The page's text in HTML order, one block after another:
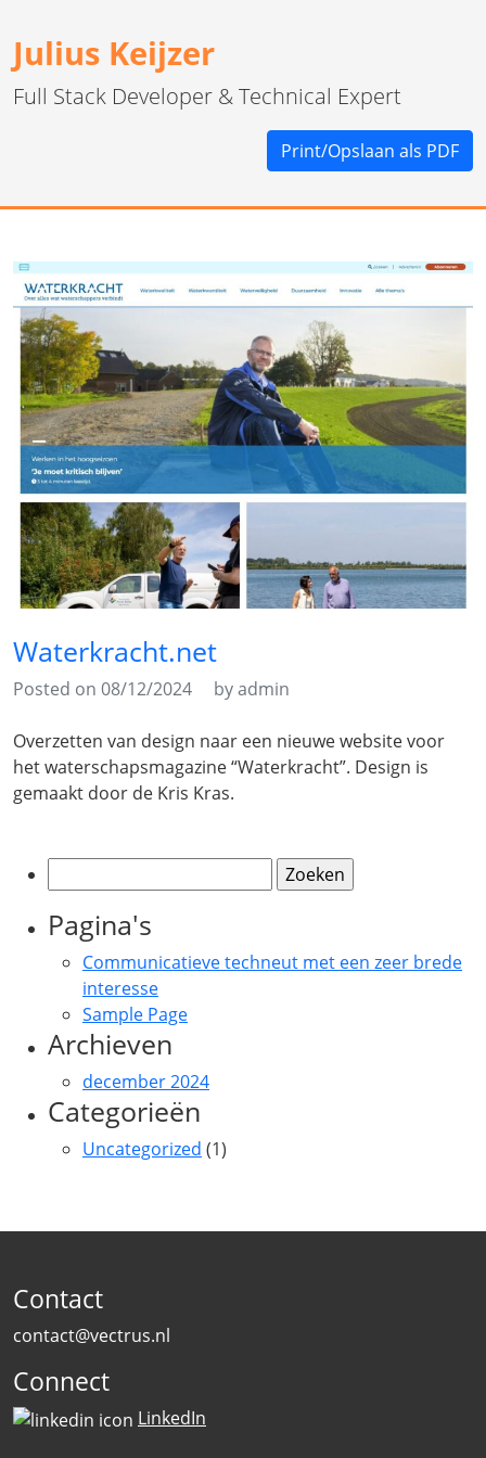
Julius Keijzer
Full Stack Developer & Technical Expert
Print/Opslaan als PDF
Waterkracht.net
Posted on 08/12/2024 by admin
Overzetten van design naar een nieuwe website voor
het waterschapsmagazine “Waterkracht”. Design is
gemaakt door de Kris Kras.
naar:
Pagina's
Communicatieve techneut met een zeer brede
interesse
Sample Page
Archieven
december 2024
Categorieën
Uncategorized (1)
Contact
contact@vectrus.nl
Connect
LinkedIn